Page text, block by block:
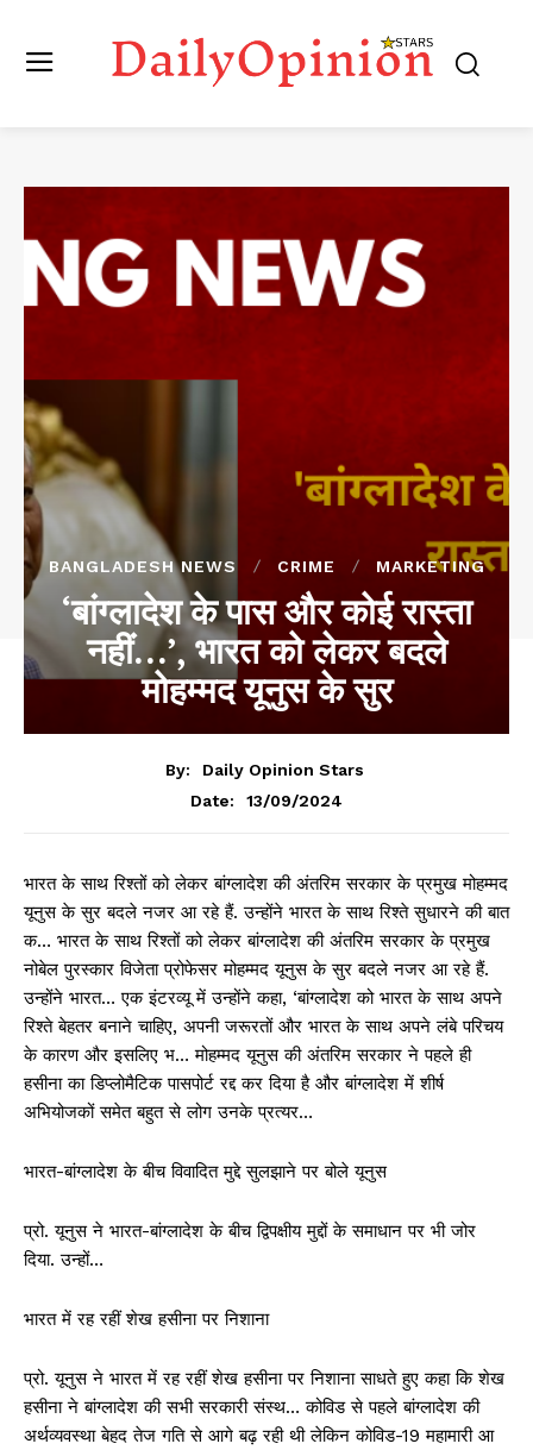
BANGLADESH NEWS CRIME MARKETING
‘बांग्लादेश के पास और कोई रास्ता
नहीं…’, भारत को लेकर बदले
मोहम्मद यूनुस के सुर
By:
Daily Opinion Stars
Date:
13/09/2024
भारत के साथ रिश्तों को लेकर बांग्लादेश की अंतरिम सरकार के प्रमुख मोहम्मद
यूनुस के सुर बदले नजर आ रहे हैं. उन्होंने भारत के साथ रिश्ते सुधारने की बात
क… भारत के साथ रिश्तों को लेकर बांग्लादेश की अंतरिम सरकार के प्रमुख
नोबेल पुरस्कार विजेता प्रोफेसर मोहम्मद यूनुस के सुर बदले नजर आ रहे हैं.
उन्होंने भारत… एक इंटरव्यू में उन्होंने कहा, ‘बांग्लादेश को भारत के साथ अपने
रिश्ते बेहतर बनाने चाहिए, अपनी जरूरतों और भारत के साथ अपने लंबे परिचय
के कारण और इसलिए भ… मोहम्मद यूनुस की अंतरिम सरकार ने पहले ही
हसीना का डिप्लोमैटिक पासपोर्ट रद्द कर दिया है और बांग्लादेश में शीर्ष
अभियोजकों समेत बहुत से लोग उनके प्रत्यर…
भारत-बांग्लादेश के बीच विवादित मुद्दे सुलझाने पर बोले यूनुस
प्रो. यूनुस ने भारत-बांग्लादेश के बीच द्विपक्षीय मुद्दों के समाधान पर भी जोर
दिया. उन्हों…
भारत में रह रहीं शेख हसीना पर निशाना
प्रो. यूनुस ने भारत में रह रहीं शेख हसीना पर निशाना साधते हुए कहा कि शेख
हसीना ने बांग्लादेश की सभी सरकारी संस्थ… कोविड से पहले बांग्लादेश की
अर्थव्यवस्था बेहद तेज गति से आगे बढ़ रही थी लेकिन कोविड-19 महामारी आ